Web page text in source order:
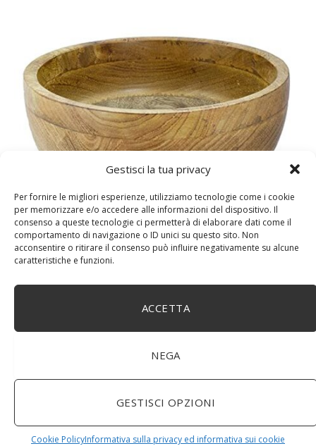
Gestisci la tua privacy
Per fornire le migliori esperienze, utilizziamo tecnologie come i cookie
per memorizzare e/o accedere alle informazioni del dispositivo. Il
consenso a queste tecnologie ci permetterà di elaborare dati come il
comportamento di navigazione o ID unici su questo sito. Non
acconsentire o ritirare il consenso può influire negativamente su alcune
caratteristiche e funzioni.
ACCETTA
NEGA
GESTISCI OPZIONI
Cookie PolicyInformativa sulla privacy ed informativa sui cookie
24,5cm Ø x 9,5 cm di altezza, finitura a cera naturale
senza vernice artificiale. Fatto a mano, stile e design
unici.
BuoQua Estrattore di Succo Manuale per Le Erbe di
Grano Spremiagrumi in Acciaio Inox A Mano Erba di